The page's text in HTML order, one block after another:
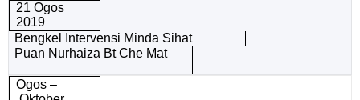
21 Ogos
2019
Bengkel Intervensi Minda Sihat
Puan Nurhaiza Bt Che Mat
Ogos –